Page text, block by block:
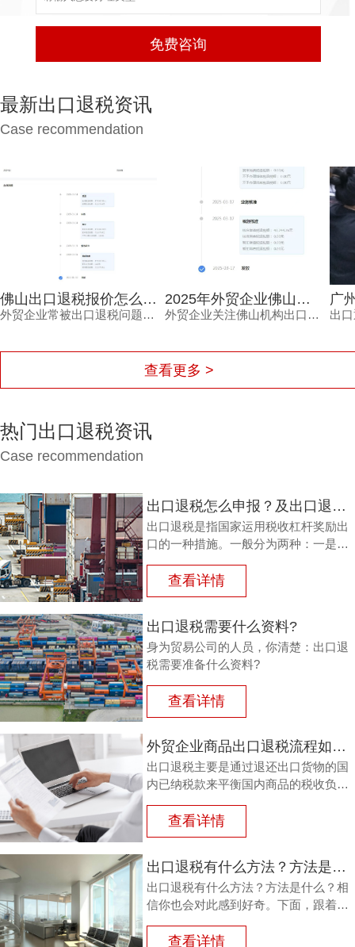
最新出口退税资讯
Case recommendation
佛山出口退税报价怎么确定？每月报关单量是关键参考因素
外贸企业常被出口退税问题困扰，佛山出口退税报价怎么确定？本文从每月报关单量等维度拆解，帮助负责人了解报价逻辑。
2025年外贸企业佛山机构出口退税报价多少？选错白花钱
外贸企业关注佛山机构出口退税报价，但真正需要的是安全、高效的退税结果。本文分析报价差异原因，解读2025年出口退税政策变化，并介绍鸿裕财税透明定价、不成功免费退、一手团队不外包等核心优势。
查看更多 >
热门出口退税资讯
Case recommendation
出口退税怎么申报？及出口退税怎么进行填写增值税申报表?
出口退税是指国家运用税收杠杆奖励出
口的一种措施。一般分为两种：一是退
或半成品，加工制成产品出口时，退还
其已纳的进口税。
查看详情
出口退税需要什么资料?
身为贸易公司的人员，你清楚：出口退
税需要准备什么资料?
查看详情
外贸企业商品出口退税流程如何？鸿裕以鞋业公司申请出口退税为例
出口退税主要是通过退还出口货物的国
内已纳税款来平衡国内商品的税收负
品出口退税流程如何？能退多少？广州
鸿裕财税以下用案例说明。
查看详情
出口退税有什么方法？方法是什么？
出口退税有什么方法？方法是什么？相
信你也会对此感到好奇。下面，跟着广
查看详情